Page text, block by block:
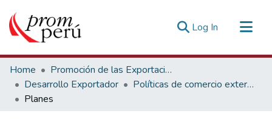
Log In (current)
Communities & Collections
All of DSpace
Statistics
Home
Promoción de las Exportaciones
Desarrollo Exportador
Políticas de comercio exterior y negociaciones
Planes